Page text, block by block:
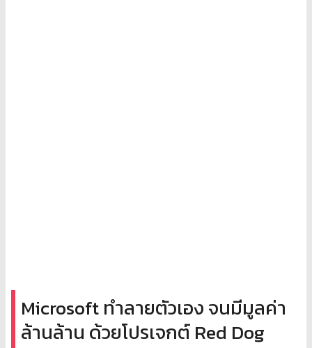
Microsoft ทำลายตัวเอง จนมีมูลค่า
ล้านล้าน ด้วยโปรเจกต์ Red Dog